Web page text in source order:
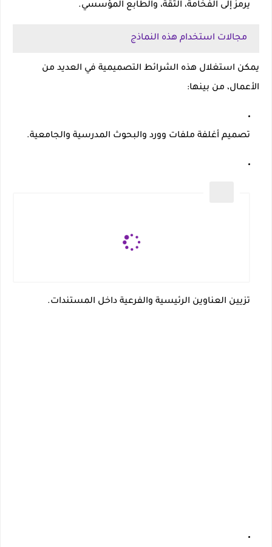
يرمز إلى الفخامة، الثقة، والطابع المؤسسي.
مجالات استخدام هذه النماذج
يمكن استغلال هذه الشرائط التصميمية في العديد من
الأعمال، من بينها:
تصميم أغلفة ملفات وورد والبحوث المدرسية والجامعية.
تزيين العناوين الرئيسية والفرعية داخل المستندات.